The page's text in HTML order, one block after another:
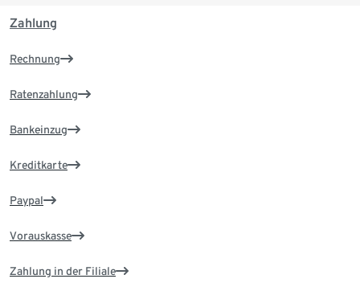
Zahlung
Rechnung
Ratenzahlung
Bankeinzug
Kreditkarte
Paypal
Vorauskasse
Zahlung in der Filiale